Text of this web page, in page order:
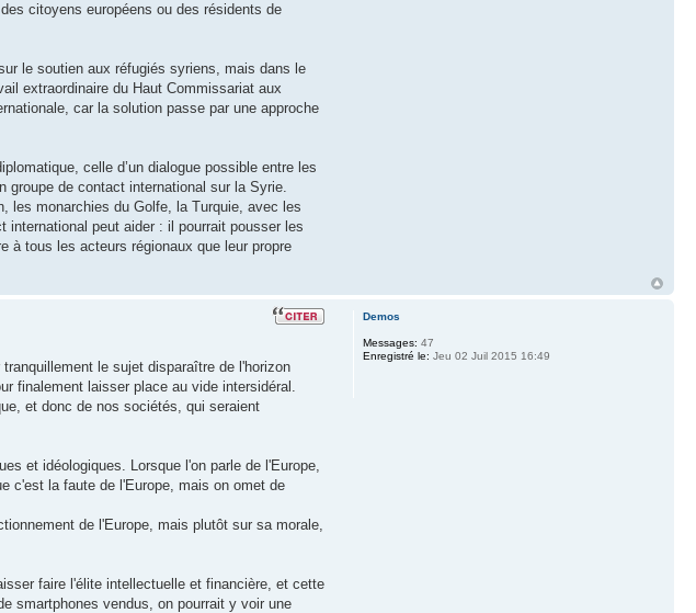
citoyens européens ou des résidents de
le soutien aux réfugiés syriens, mais dans le
extraordinaire du Haut Commissariat aux
car la solution passe par une approche
celle d’un dialogue possible entre les
groupe de contact international sur la Syrie.
les monarchies du Golfe, la Turquie, avec les
international peut aider : il pourrait pousser les
à tous les acteurs régionaux que leur propre
le sujet disparaître de l'horizon
finalement laisser place au vide intersidéral.
et donc de nos sociétés, qui seraient
et idéologiques. Lorsque l'on parle de l'Europe,
c'est la faute de l'Europe, mais on omet de
de l'Europe, mais plutôt sur sa morale,
faire l'élite intellectuelle et financière, et cette
smartphones vendus, on pourrait y voir une
Demos
Messages: 47
Enregistré le: Jeu 02 Juil 2015 16:49